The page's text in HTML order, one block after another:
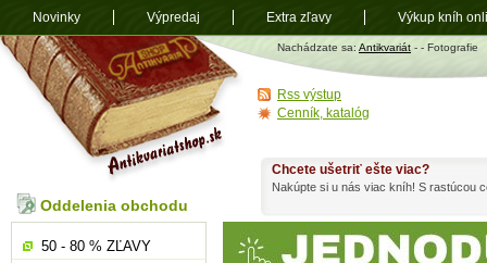
Antikvariát
shop.sk
Nachádzate sa: Antikvariát - - Fotografie
Chcete ušetriť ešte viac?
Nakúpte si u nás viac kníh! S rastúcou
Oddelenia obchodu
50 - 80 % ZĽAVY
Rss výstup
Cenník, katalóg
Novinky Výpredaj Extra zľavy Výkup kníh